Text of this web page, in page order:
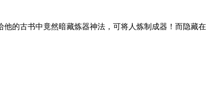
的古书中竟然暗藏炼器神法，可将人炼制成器！而隐藏在